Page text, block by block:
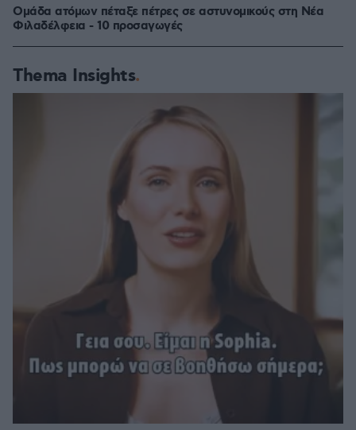
Ομάδα ατόμων πέταξε πέτρες σε αστυνομικούς στη Νέα
Φιλαδέλφεια - 10 προσαγωγές
Thema Insights